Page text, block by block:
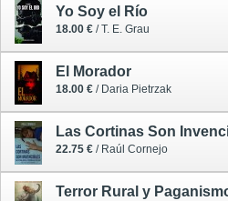
Yo Soy el Río
18.00 € / T. E. Grau
El Morador
18.00 € / Daria Pietrzak
22.75 € / Raúl Cornejo